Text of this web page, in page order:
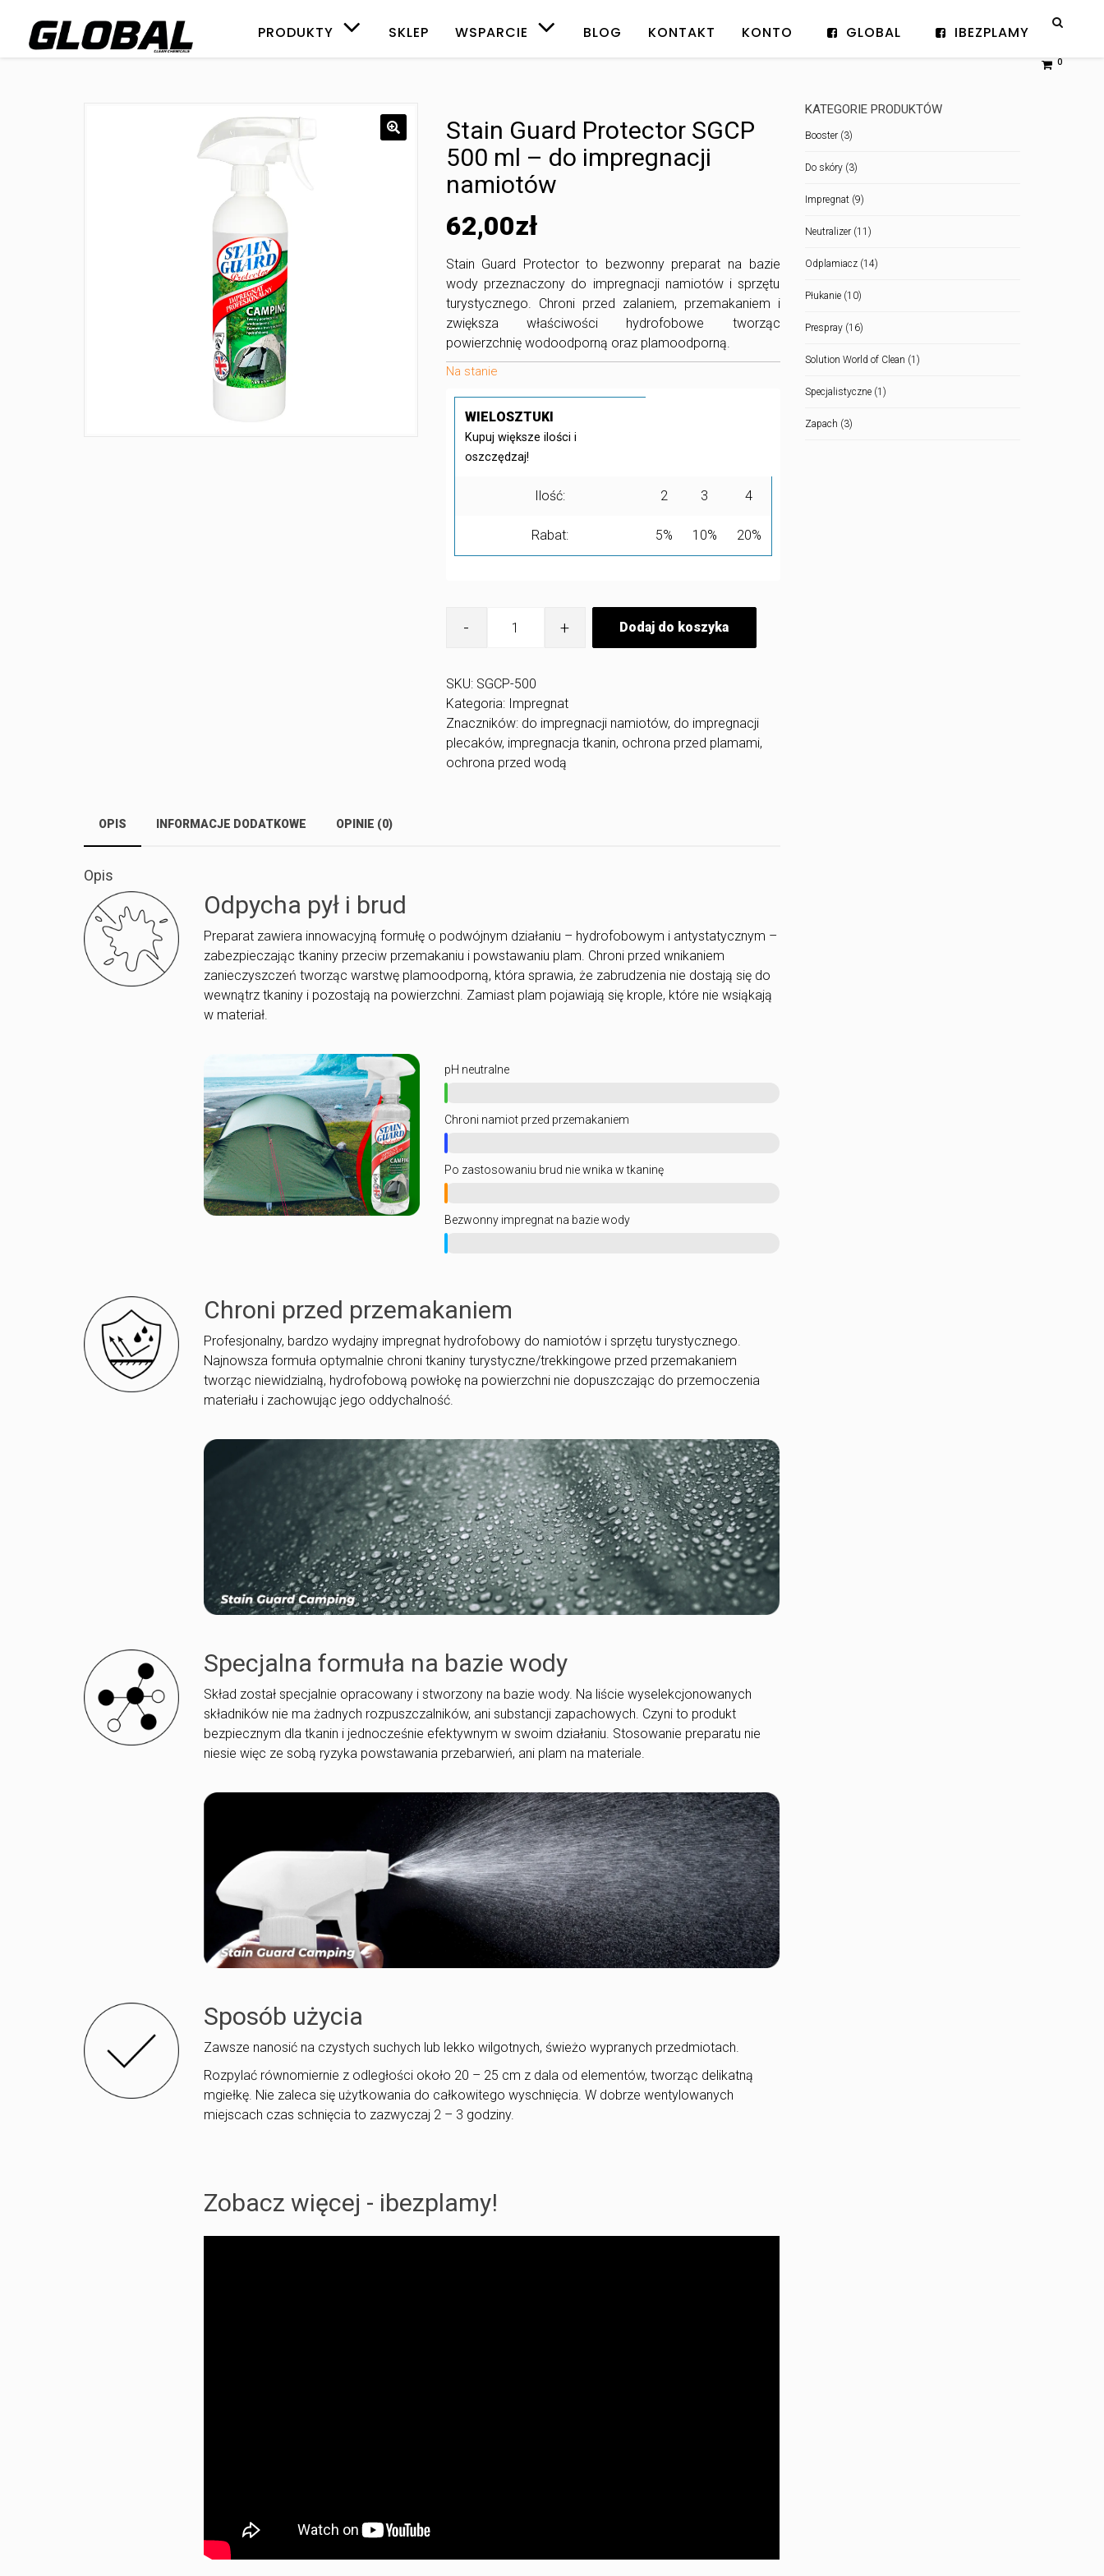
PRODUKTY SKLEP WSPARCIE BLOG KONTAKT KONTO GLOBAL IBEZPLAMY
0
Stain Guard Protector SGCP
500 ml – do impregnacji
namiotów
62,00zł
Stain Guard Protector to bezwonny preparat na bazie
wody przeznaczony do impregnacji namiotów i sprzętu
turystycznego. Chroni przed zalaniem, przemakaniem i
zwiększa właściwości hydrofobowe tworząc
powierzchnię wodoodporną oraz plamoodporną.
Na stanie
WIELOSZTUKI
Kupuj większe ilości i
oszczędzaj!
Ilość: 2 3 4
Rabat: 5% 10% 20%
Stain
500
ml
-
impregnacji
namiotów
Dodaj do koszyka
SKU: SGCP-500
Kategoria: Impregnat
Znaczników: do impregnacji namiotów, do impregnacji
plecaków, impregnacja tkanin, ochrona przed plamami,
ochrona przed wodą
OPIS INFORMACJE DODATKOWE OPINIE (0)
Opis
Odpycha pył i brud
Preparat zawiera innowacyjną formułę o podwójnym działaniu – hydrofobowym i antystatycznym –
zabezpieczając tkaniny przeciw przemakaniu i powstawaniu plam. Chroni przed wnikaniem
zanieczyszczeń tworząc warstwę plamoodporną, która sprawia, że zabrudzenia nie dostają się do
wewnątrz tkaniny i pozostają na powierzchni. Zamiast plam pojawiają się krople, które nie wsiąkają
w materiał.
pH neutralne
Chroni namiot przed przemakaniem
Po zastosowaniu brud nie wnika w tkaninę
Bezwonny impregnat na bazie wody
Chroni przed przemakaniem
Profesjonalny, bardzo wydajny impregnat hydrofobowy do namiotów i sprzętu turystycznego.
Najnowsza formuła optymalnie chroni tkaniny turystyczne/trekkingowe przed przemakaniem
tworząc niewidzialną, hydrofobową powłokę na powierzchni nie dopuszczając do przemoczenia
materiału i zachowując jego oddychalność.
Specjalna formuła na bazie wody
Skład został specjalnie opracowany i stworzony na bazie wody. Na liście wyselekcjonowanych
składników nie ma żadnych rozpuszczalników, ani substancji zapachowych. Czyni to produkt
bezpiecznym dla tkanin i jednocześnie efektywnym w swoim działaniu. Stosowanie preparatu nie
niesie więc ze sobą ryzyka powstawania przebarwień, ani plam na materiale.
Sposób użycia
Zawsze nanosić na czystych suchych lub lekko wilgotnych, świeżo wypranych przedmiotach.
Rozpylać równomiernie z odległości około 20 – 25 cm z dala od elementów, tworząc delikatną
mgiełkę. Nie zaleca się użytkowania do całkowitego wyschnięcia. W dobrze wentylowanych
miejscach czas schnięcia to zazwyczaj 2 – 3 godziny.
Zobacz więcej - ibezplamy!
KATEGORIE PRODUKTÓW
Booster (3)
Do skóry (3)
Impregnat (9)
Neutralizer (11)
Odplamiacz (14)
Płukanie (10)
Prespray (16)
Solution World of Clean (1)
Specjalistyczne (1)
Zapach (3)